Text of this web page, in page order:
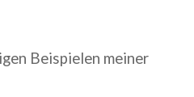
Beispielen meiner